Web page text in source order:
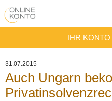
IHR
31.07.2015
Auch Ungarn